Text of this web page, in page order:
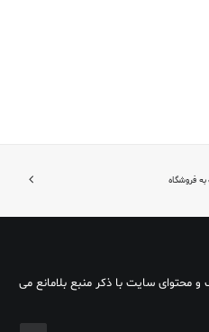
آرشا نه نت
فروشگاه
از مطالب و محتوای سایت با ذکر منبع بلامانع می